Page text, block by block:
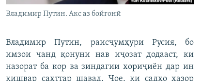
Владимир Путин. Акс аз бойгонӣ
Владимир Путин, раисҷумҳури Русия, бо
имзои чанд қонуни нав иҷозат додааст, ки
назорат ба кор ва зиндагии хориҷиён дар ин
кишвар сахттар шавад. Ҷое, ки садҳо ҳазор